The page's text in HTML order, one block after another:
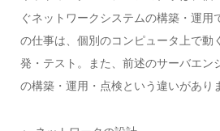
ぐネットワークシステムの構築・運用
の仕事は、個別のコンピュータ上で動
発・テスト。また、前述のサーバエン
の構築・運用・点検という違いがあり